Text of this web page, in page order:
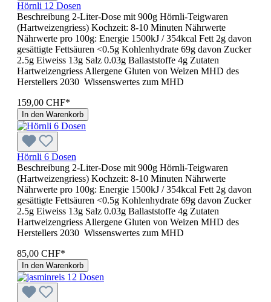
Hörnli 12 Dosen
Beschreibung 2-Liter-Dose mit 900g Hörnli-Teigwaren
(Hartweizengriess) Kochzeit: 8-10 Minuten Nährwerte
Nährwerte pro 100g: Energie 1500kJ / 354kcal Fett 2g davon
gesättigte Fettsäuren <0.5g Kohlenhydrate 69g davon Zucker
2.5g Eiweiss 13g Salz 0.03g Ballaststoffe 4g Zutaten
Hartweizengriess Allergene Gluten von Weizen MHD des
Her­stel­lers 2030 Wissenswertes zum MHD
159,00 CHF*
In den Warenkorb
Hörnli 6 Dosen
Beschreibung 2-Liter-Dose mit 900g Hörnli-Teigwaren
(Hartweizengriess) Kochzeit: 8-10 Minuten Nährwerte
Nährwerte pro 100g: Energie 1500kJ / 354kcal Fett 2g davon
gesättigte Fettsäuren <0.5g Kohlenhydrate 69g davon Zucker
2.5g Eiweiss 13g Salz 0.03g Ballaststoffe 4g Zutaten
Hartweizengriess Allergene Gluten von Weizen MHD des
Her­stel­lers 2030 Wissenswertes zum MHD
85,00 CHF*
In den Warenkorb